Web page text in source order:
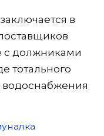
в
с должниками
тотального
водоснабжения